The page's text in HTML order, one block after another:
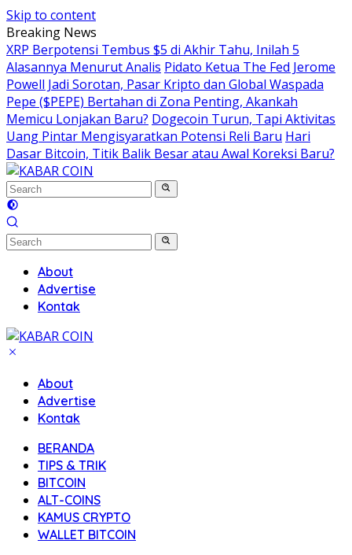
Skip to content
Breaking News
XRP Berpotensi Tembus $5 di Akhir Tahu, Inilah 5
Alasannya Menurut Analis Pidato Ketua The Fed Jerome
Powell Jadi Sorotan, Pasar Kripto dan Global Waspada
Pepe ($PEPE) Bertahan di Zona Penting, Akankah
Memicu Lonjakan Baru? Dogecoin Turun, Tapi Aktivitas
Uang Pintar Mengisyaratkan Potensi Reli Baru Hari
Dasar Bitcoin, Titik Balik Besar atau Awal Koreksi Baru?
About
Advertise
Kontak
About
Advertise
Kontak
BERANDA
TIPS & TRIK
BITCOIN
ALT-COINS
KAMUS CRYPTO
WALLET BITCOIN